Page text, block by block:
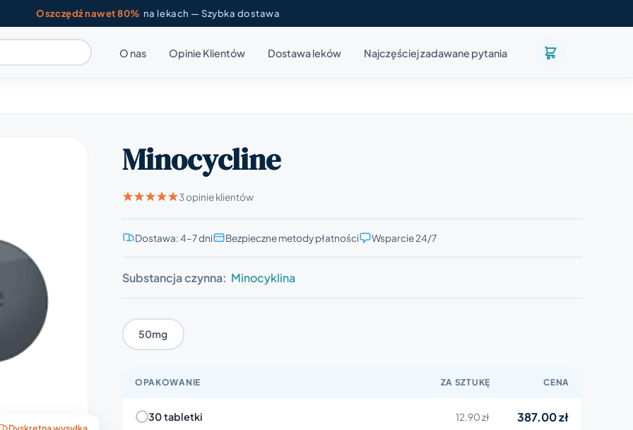
Oszczędź nawet 80% na lekach — Szybka dostawa
O nas Opinie Klientów Dostawa leków Najczęściej zadawane pytania
Minocycline
3 opinie klientów
Dostawa: 4–7 dni Bezpieczne metody płatności Wsparcie 24/7
Substancja czynna: Minocyklina
50mg
OPAKOWANIE ZA SZTUKĘ CENA
30 tabletki 12.90 zł 387.00 zł